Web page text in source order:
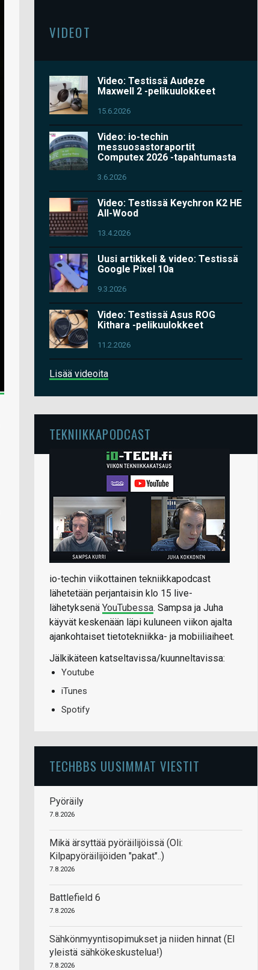
VIDEOT
Video: Testissä Audeze
Maxwell 2 -pelikuulokkeet
15.6.2026
Video: io-techin
messuosastoraportit
Computex 2026 -tapahtumasta
3.6.2026
Video: Testissä Keychron K2 HE
All-Wood
13.4.2026
Uusi artikkeli & video: Testissä
Google Pixel 10a
9.3.2026
Video: Testissä Asus ROG
Kithara -pelikuulokkeet
11.2.2026
Lisää videoita
TEKNIIKKAPODCAST
io-techin viikottainen tekniikkapodcast
lähetetään perjantaisin klo 15 live-
lähetyksenä YouTubessa. Sampsa ja Juha
käyvät keskenään läpi kuluneen viikon ajalta
ajankohtaiset tietotekniikka- ja mobiiliaiheet.
Jälkikäteen katseltavissa/kuunneltavissa:
Youtube
iTunes
Spotify
TECHBBS UUSIMMAT VIESTIT
Pyöräily
7.8.2026
Mikä ärsyttää pyöräilijöissä (Oli:
Kilpapyöräilijöiden "pakat"..)
7.8.2026
Battlefield 6
7.8.2026
Sähkönmyyntisopimukset ja niiden hinnat (EI
yleistä sähkökeskustelua!)
7.8.2026